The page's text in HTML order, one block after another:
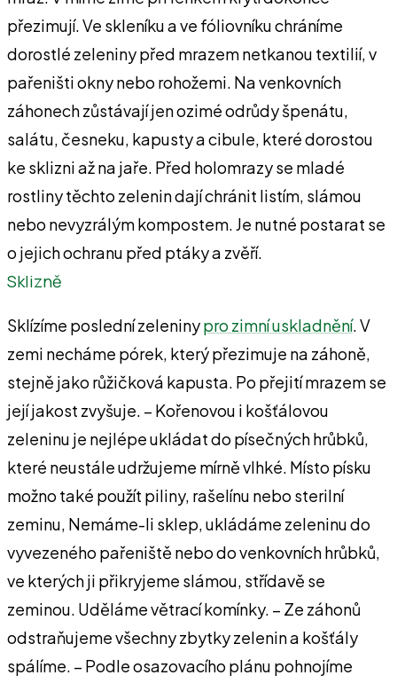
přezimují. Ve skleníku a ve fóliovníku chráníme
dorostlé zeleniny před mrazem netkanou textilií, v
pařeništi okny nebo rohožemi. Na venkovních
záhonech zůstávají jen ozimé odrůdy špenátu,
salátu, česneku, kapusty a cibule, které dorostou
ke sklizni až na jaře. Před holomrazy se mladé
rostliny těchto zelenin dají chránit listím, slámou
nebo nevyzrálým kompostem. Je nutné postarat se
o jejich ochranu před ptáky a zvěří.
Sklizně
Sklízíme poslední zeleninypro zimní uskladnění. V
zemi necháme pórek, který přezimuje na záhoně,
stejně jako růžičková kapusta. Po přejití mrazem se
její jakost zvyšuje. – Kořenovou i košťálovou
zeleninu je nejlépe ukládat do písečných hrůbků,
které neustále udržujeme mírně vlhké. Místo písku
možno také použít piliny, rašelínu nebo sterilní
zeminu, Nemáme-li sklep, ukládáme zeleninu do
vyvezeného pařeniště nebo do venkovních hrůbků,
ve kterých ji přikryjeme slámou, střídavě se
zeminou. Uděláme větrací komínky. – Ze záhonů
odstraňujeme všechny zbytky zelenin a košťály
spálíme. – Podle osazovacího plánu pohnojíme